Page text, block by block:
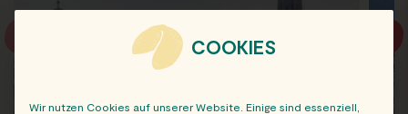
COOKIES
Wir nutzen Cookies auf unserer Website. Einige sind essenziell,